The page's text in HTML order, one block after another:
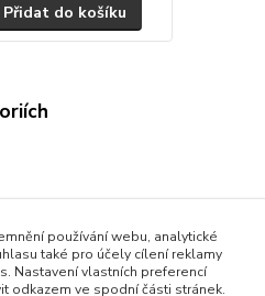
Přidat do košíku
používání webu, analytické
také pro účely cílení reklamy
Nastavení vlastních preferencí
odkazem ve spodní části stránek.